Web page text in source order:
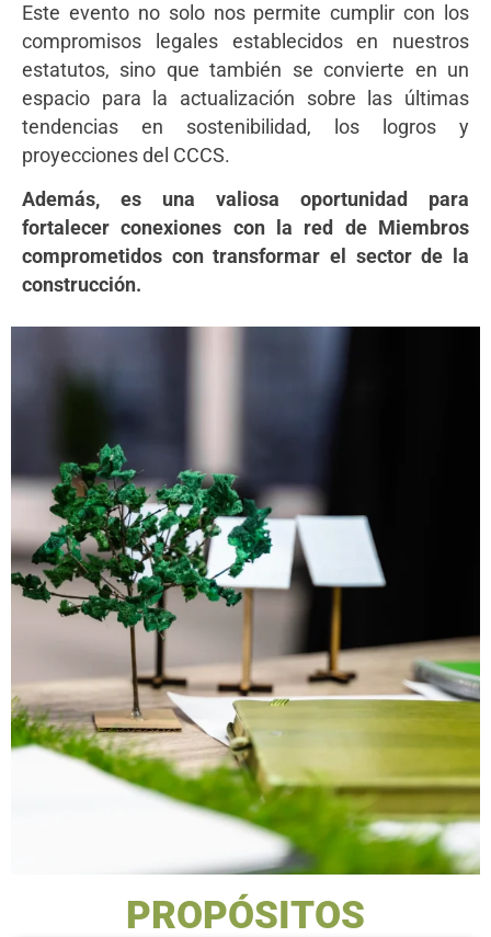
Este evento no solo nos permite cumplir con los
compromisos legales establecidos en nuestros
estatutos, sino que también se convierte en un
espacio para la actualización sobre las últimas
tendencias en sostenibilidad, los logros y
proyecciones del CCCS.
Además, es una valiosa oportunidad para
fortalecer conexiones con la red de Miembros
comprometidos con transformar el sector de la
construcción.
PROPÓSITOS